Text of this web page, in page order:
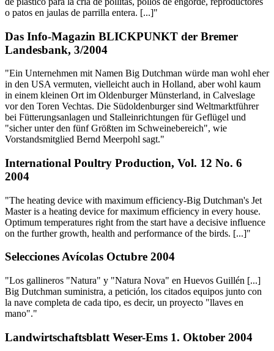
o patos en jaulas de parrilla entera. [...]"
Das Info-Magazin BLICKPUNKT der Bremer
Landesbank, 3/2004
"Ein Unternehmen mit Namen Big Dutchman würde man wohl eher
in den USA vermuten, vielleicht auch in Holland, aber wohl kaum
in einem kleinen Ort im Oldenburger Münsterland, in Calveslage
vor den Toren Vechtas. Die Südoldenburger sind Weltmarktführer
bei Fütterungsanlagen und Stalleinrichtungen für Geflügel und
"sicher unter den fünf Größten im Schweinebereich", wie
Vorstandsmitglied Bernd Meerpohl sagt."
International Poultry Production, Vol. 12 No. 6
2004
"The heating device with maximum efficiency-Big Dutchman's Jet
Master is a heating device for maximum efficiency in every house.
Optimum temperatures right from the start have a decisive influence
on the further growth, health and performance of the birds. [...]"
Selecciones Avícolas Octubre 2004
"Los gallineros "Natura" y "Natura Nova" en Huevos Guillén [...]
Big Dutchman suministra, a petición, los citados equipos junto con
la nave completa de cada tipo, es decir, un proyecto "llaves en
mano"."
Landwirtschaftsblatt Weser-Ems 1. Oktober 2004